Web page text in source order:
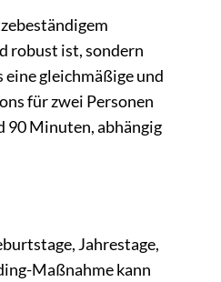
robust ist, sondern
gleichmäßige und
für zwei Personen
90 Minuten, abhängig
Jahrestage,
Maßnahme kann